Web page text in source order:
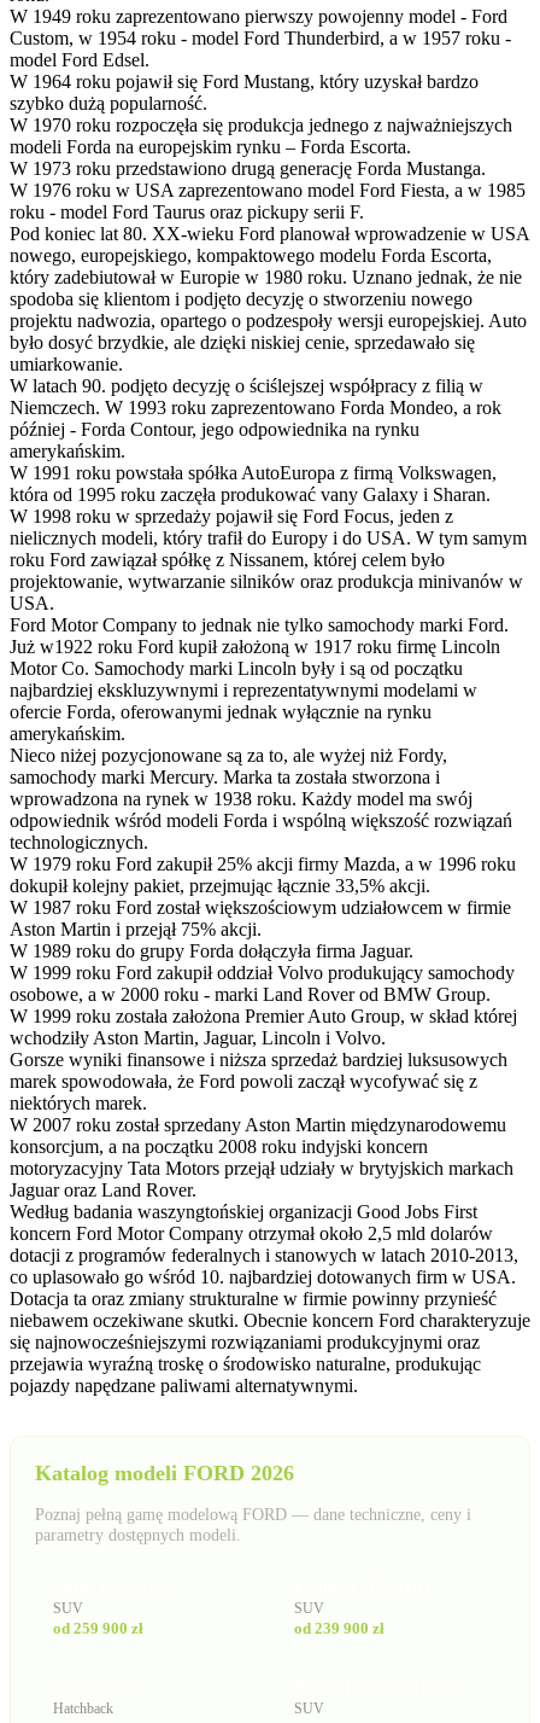
W 1949 roku zaprezentowano pierwszy powojenny model - Ford
Custom, w 1954 roku - model Ford Thunderbird, a w 1957 roku -
model Ford Edsel.
W 1964 roku pojawił się Ford Mustang, który uzyskał bardzo
szybko dużą popularność.
W 1970 roku rozpoczęła się produkcja jednego z najważniejszych
modeli Forda na europejskim rynku – Forda Escorta.
W 1973 roku przedstawiono drugą generację Forda Mustanga.
W 1976 roku w USA zaprezentowano model Ford Fiesta, a w 1985
roku - model Ford Taurus oraz pickupy serii F.
Pod koniec lat 80. XX-wieku Ford planował wprowadzenie w USA
nowego, europejskiego, kompaktowego modelu Forda Escorta,
który zadebiutował w Europie w 1980 roku. Uznano jednak, że nie
spodoba się klientom i podjęto decyzję o stworzeniu nowego
projektu nadwozia, opartego o podzespoły wersji europejskiej. Auto
było dosyć brzydkie, ale dzięki niskiej cenie, sprzedawało się
umiarkowanie.
W latach 90. podjęto decyzję o ściślejszej współpracy z filią w
Niemczech. W 1993 roku zaprezentowano Forda Mondeo, a rok
później - Forda Contour, jego odpowiednika na rynku
amerykańskim.
W 1991 roku powstała spółka AutoEuropa z firmą Volkswagen,
która od 1995 roku zaczęła produkować vany Galaxy i Sharan.
W 1998 roku w sprzedaży pojawił się Ford Focus, jeden z
nielicznych modeli, który trafił do Europy i do USA. W tym samym
roku Ford zawiązał spółkę z Nissanem, której celem było
projektowanie, wytwarzanie silników oraz produkcja minivanów w
USA.
Ford Motor Company to jednak nie tylko samochody marki Ford.
Już w1922 roku Ford kupił założoną w 1917 roku firmę Lincoln
Motor Co. Samochody marki Lincoln były i są od początku
najbardziej ekskluzywnymi i reprezentatywnymi modelami w
ofercie Forda, oferowanymi jednak wyłącznie na rynku
amerykańskim.
Nieco niżej pozycjonowane są za to, ale wyżej niż Fordy,
samochody marki Mercury. Marka ta została stworzona i
wprowadzona na rynek w 1938 roku. Każdy model ma swój
odpowiednik wśród modeli Forda i wspólną większość rozwiązań
technologicznych.
W 1979 roku Ford zakupił 25% akcji firmy Mazda, a w 1996 roku
dokupił kolejny pakiet, przejmując łącznie 33,5% akcji.
W 1987 roku Ford został większościowym udziałowcem w firmie
Aston Martin i przejął 75% akcji.
W 1989 roku do grupy Forda dołączyła firma Jaguar.
W 1999 roku Ford zakupił oddział Volvo produkujący samochody
osobowe, a w 2000 roku - marki Land Rover od BMW Group.
W 1999 roku została założona Premier Auto Group, w skład której
wchodziły Aston Martin, Jaguar, Lincoln i Volvo.
Gorsze wyniki finansowe i niższa sprzedaż bardziej luksusowych
marek spowodowała, że Ford powoli zaczął wycofywać się z
niektórych marek.
W 2007 roku został sprzedany Aston Martin międzynarodowemu
konsorcjum, a na początku 2008 roku indyjski koncern
motoryzacyjny Tata Motors przejął udziały w brytyjskich markach
Jaguar oraz Land Rover.
Według badania waszyngtońskiej organizacji Good Jobs First
koncern Ford Motor Company otrzymał około 2,5 mld dolarów
dotacji z programów federalnych i stanowych w latach 2010-2013,
co uplasowało go wśród 10. najbardziej dotowanych firm w USA.
Dotacja ta oraz zmiany strukturalne w firmie powinny przynieść
niebawem oczekiwane skutki. Obecnie koncern Ford charakteryzuje
się najnowocześniejszymi rozwiązaniami produkcyjnymi oraz
przejawia wyraźną troskę o środowisko naturalne, produkując
pojazdy napędzane paliwami alternatywnymi.
Katalog modeli FORD 2026
Poznaj pełną gamę modelową FORD — dane techniczne, ceny i
parametry dostępnych modeli.
SUV
od 259 900 zł
SUV
od 239 900 zł
Hatchback SUV